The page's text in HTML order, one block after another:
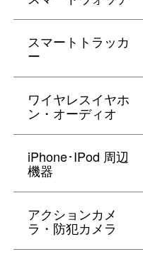
スマートトラッカ
ー
ワイヤレスイヤホ
ン・オーディオ
iPhone･IPod 周辺
機器
アクションカメ
ラ・防犯カメラ